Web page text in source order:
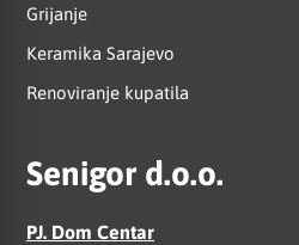
Grijanje
Keramika Sarajevo
Renoviranje kupatila
Senigor d.o.o.
PJ. Dom Centar